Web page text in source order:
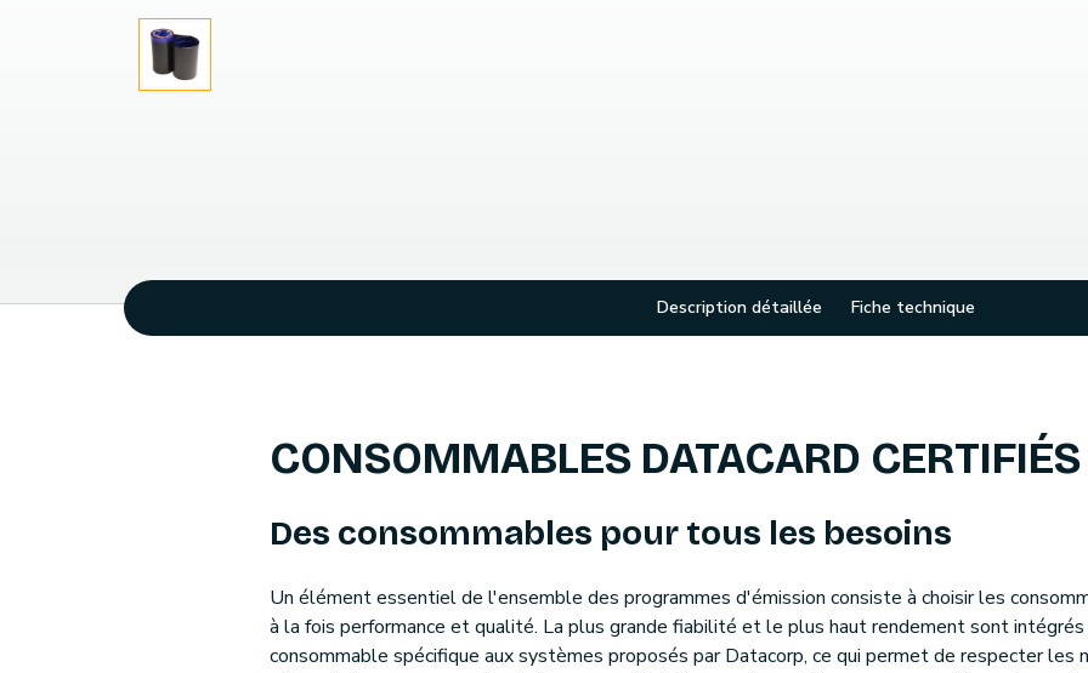
Description détaillée Fiche technique
CONSOMMABLES DATACARD
Des consommables pour tous les besoins
Un élément essentiel de l'ensemble des programmes d'émission consiste à choisir les
à la fois performance et qualité. La plus grande fiabilité et le plus haut rendement sont intégrés
consommable spécifique aux systèmes proposés par Datacorp, ce qui permet de respecter